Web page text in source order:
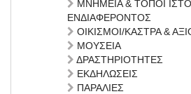
ΜΝΗΜΕΙΑ & ΤΟΠΟΙ
ΕΝΔΙΑΦΕΡΟΝΤΟΣ
ΟΙΚΙΣΜΟΙ/ΚΑΣΤΡΑ &
ΜΟΥΣΕΙΑ
ΔΡΑΣΤΗΡΙΟΤΗΤΕΣ
ΕΚΔΗΛΩΣΕΙΣ
ΠΑΡΑΛΙΕΣ